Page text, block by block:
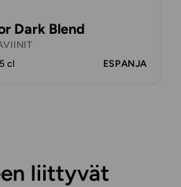
Dark Blend
cl
ESPANJA
liittyvät